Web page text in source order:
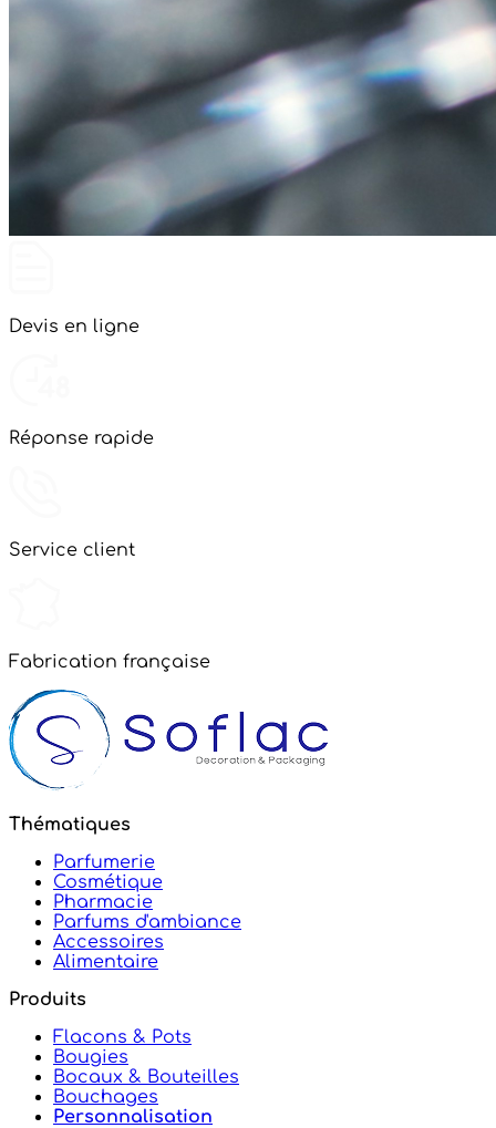
Devis en ligne
Réponse rapide
Service client
Fabrication française
Thématiques
Parfumerie
Cosmétique
Pharmacie
Parfums d'ambiance
Accessoires
Alimentaire
Produits
Flacons & Pots
Bougies
Bocaux & Bouteilles
Bouchages
Personnalisation